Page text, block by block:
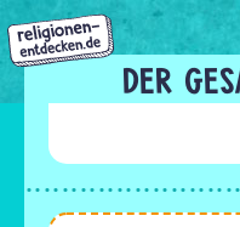
Direkt
zum
Inhalt
DER